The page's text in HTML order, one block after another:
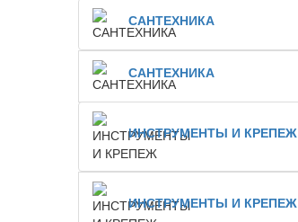
САНТЕХНИКА
САНТЕХНИКА
ИНСТРУМЕНТЫ И КРЕПЕЖ
ИНСТРУМЕНТЫ И КРЕПЕЖ